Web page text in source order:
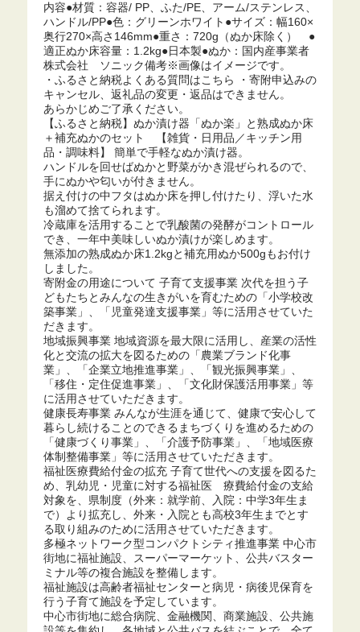
内容●材質：容器/ PP、ふた/PE、アーム/ステンレス、
ハンドル/PP●色：グリーンホワイト●サイズ：幅160×
奥行270×高さ146mm●重さ：720g（ぬか床除く） ●
適正ぬか床容量：1.2kg●日本製●ぬか：国内産事業者
株式会社 ソニック備考※画像はイメージです。
・ふるさと納税よくある質問はこちら ・寄附申込みの
キャンセル、返礼品の変更・返品はできません。
あらかじめご了承ください。
【ふるさと納税】ぬか漬け器「ぬか楽」と熟成ぬか床
＋補充ぬかのセット 【雑貨・日用品／キッチン用
品・調味料】 簡単で手軽なぬか漬け器。
ハンドルを回せばぬかと野菜がかき混ぜられるので、
手にぬかや匂いが付きません。
据え付けの中フタはぬか床を押し付けたり、浮いた水
も溜めて捨てられます。
冷蔵庫を活用することで乳酸菌の発酵がコントロール
でき、一年中美味しいぬか漬けが楽しめます。
無添加の熟成ぬか床1.2kgと補充用ぬか500gもお付け
しました。
寄附金の用途について 子育て支援事業 次代を担う子
どもたちとみんなの生きがいを育むための「小学校改
築事業」、「児童発達支援事業」等に活用させていた
だきます。
地域振興事業 地域資源を最大限に活用し、産業の活性
化と交流の拡大を図るための「農業ブランド化事
業」、「企業立地推進事業」、「観光振興事業」、
「移住・定住促進事業」、「文化財保護活用事業」等
に活用させていただきます。
健康長寿事業 みんなが生涯を通じて、健康で安心して
暮らし続けることのできるまちづくりを進めるための
「健康づくり事業」、「介護予防事業」、「地域医療
体制整備事業」等に活用させていただきます。
福祉医療費給付金の拡充 子育て世代への支援を図るた
め、乳幼児・児童に対する福祉医 療費給付金の支給
対象を、県制度（外来：就学前、入院：中学3年生ま
で）より拡充し、外来・入院とも高校3年生までとす
る取り組みのために活用させていただきます。
多極ネットワーク型コンパクトシティ推進事業 中心市
街地に福祉施設、スーパーマーケット、公共バスター
ミナル等の複合施設を整備します。
福祉施設は高齢者福祉センターと病児・病後児保育を
行う子育て施設を予定しています。
中心市街地に総合病院、金融機関、商業施設、公共施